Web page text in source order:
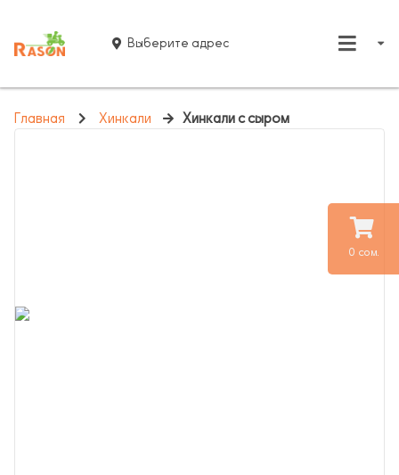
0 сом.
Выберите адрес
Главная Хинкали Хинкали с сыром